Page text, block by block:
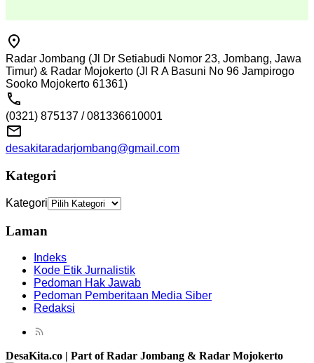
Radar Jombang (Jl Dr Setiabudi Nomor 23, Jombang, Jawa
Timur) & Radar Mojokerto (Jl R A Basuni No 96 Jampirogo
Sooko Mojokerto 61361)
(0321) 875137 / 081336610001
desakitaradarjombang@gmail.com
Kategori
Kategori
Laman
Indeks
Kode Etik Jurnalistik
Pedoman Hak Jawab
Pedoman Pemberitaan Media Siber
Redaksi
DesaKita.co | Part of Radar Jombang & Radar Mojokerto